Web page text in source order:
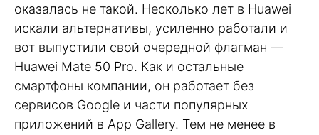
оказалась не такой. Несколько лет в Huawei
искали альтернативы, усиленно работали и
вот выпустили свой очередной флагман —
Huawei Mate 50 Pro. Как и остальные
смартфоны компании, он работает без
сервисов Google и части популярных
приложений в App Gallery. Тем не менее в